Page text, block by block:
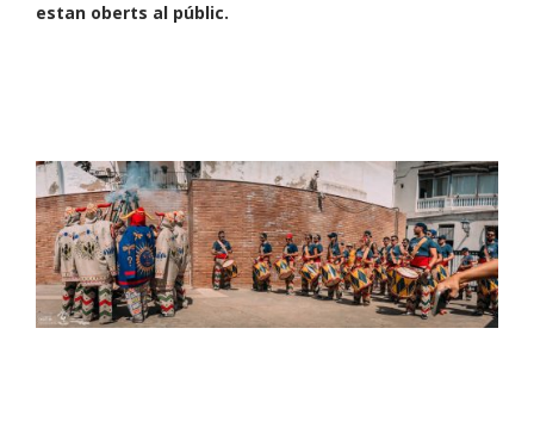
estan oberts al públic.